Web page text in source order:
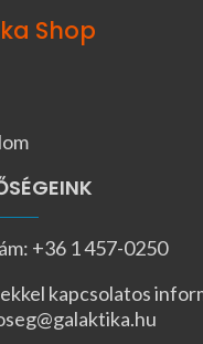
Shop
+36 1 457-0250
kapcsolatos